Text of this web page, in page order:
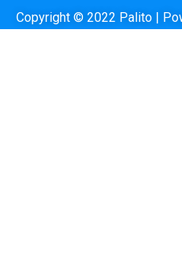
Copyright © 2022 Palito |